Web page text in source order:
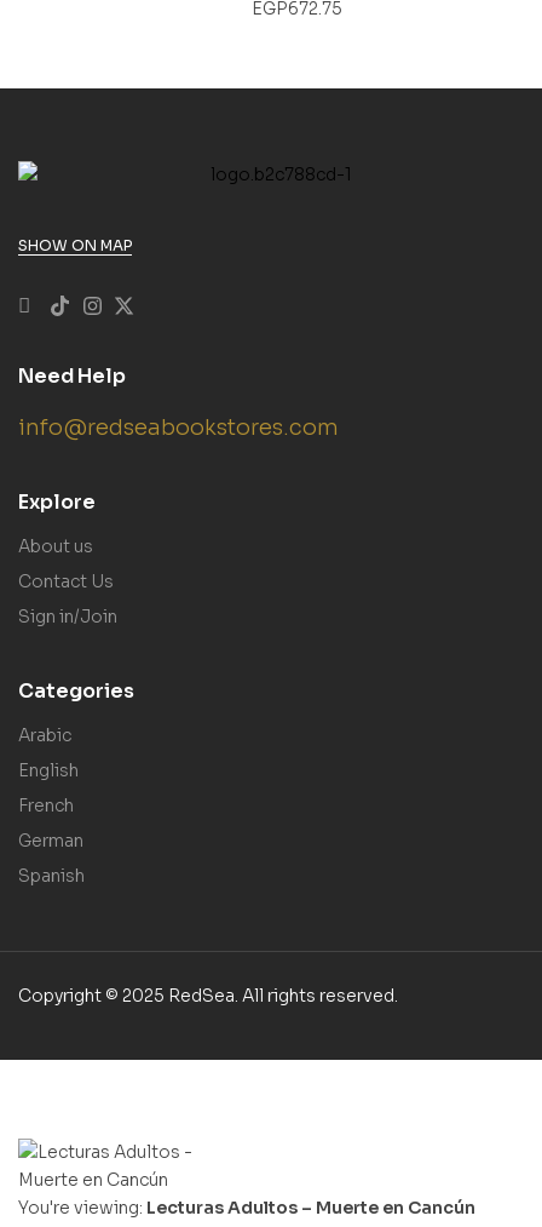
EGP672.75
SHOW ON MAP
Need Help
info@redseabookstores.com
Explore
About us
Contact Us
Sign in/Join
Categories
Arabic
English
French
German
Spanish
Copyright © 2025 RedSea. All rights reserved.
You're viewing: Lecturas Adultos – Muerte en Cancún